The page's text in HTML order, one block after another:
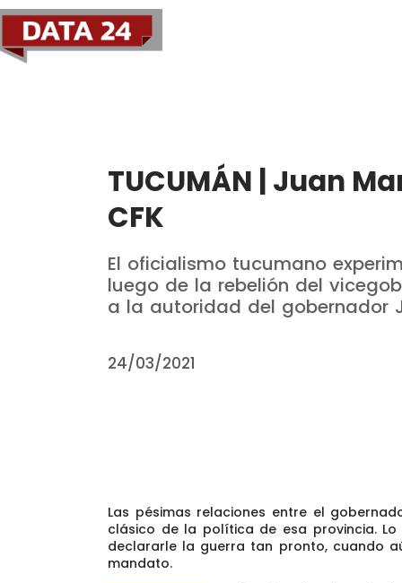
TUCUMÁN | Juan
CFK
El oficialismo tucumano
luego de la rebelión del
a la autoridad del gobernador
24/03/2021
Las pésimas relaciones entre el
clásico de la política de esa provincia.
declararle la guerra tan pronto, cuando
mandato.